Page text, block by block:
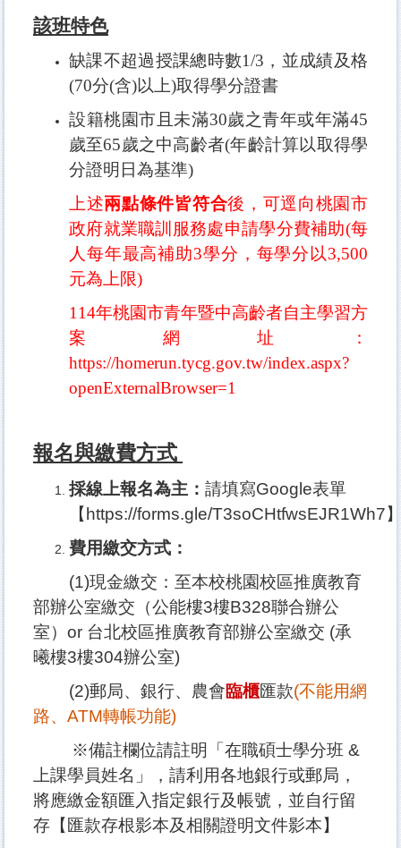
該班特色
缺課不超過授課總時數1/3，並成績及格
(70分(含)以上)取得學分證書
設籍桃園市且未滿30歲之青年或年滿45
歲至65歲之中高齡者(年齡計算以取得學
分證明日為基準)
上述兩點條件皆符合後，可逕向桃園市
政府就業職訓服務處申請學分費補助(每
人每年最高補助3學分，每學分以3,500
元為上限)
114年桃園市青年暨中高齡者自主學習方
案網址：
https://homerun.tycg.gov.tw/index.aspx?
openExternalBrowser=1
報名與繳費方式
採線上報名為主： 請填寫Google表單
【 https://forms.gle/T3soCHtfwsEJR1Wh7
費用繳交方式：
(1)現金繳交：至本校桃園校區推廣教育
部辦公室繳交（公能樓3樓B328聯合辦公
室）or 台北校區推廣教育部辦公室繳交 (承
曦樓3樓304辦公室)
(2)郵局、銀行、農會臨櫃匯款(不能用網
路、ATM轉帳功能)
※備註欄位請註明「在職碩士學分班 &
上課學員姓名」，請利用各地銀行或郵局，
將應繳金額匯入指定銀行及帳號，並自行留
存【匯款存根影本及相關證明文件影本】